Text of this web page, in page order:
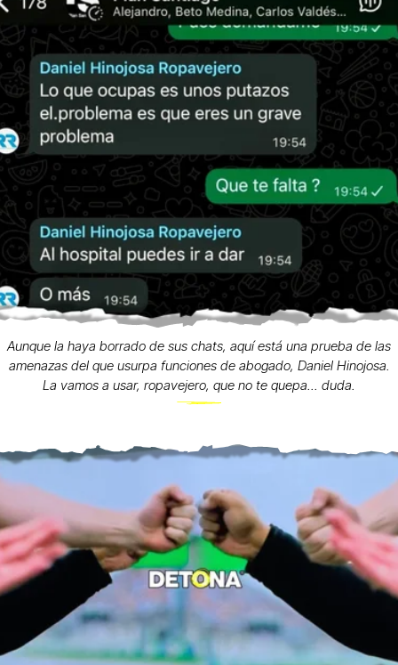
Aunque la haya borrado de sus chats, aquí está una prueba de las
amenazas del que usurpa funciones de abogado, Daniel Hinojosa.
La vamos a usar, ropavejero, que no te quepa... duda.